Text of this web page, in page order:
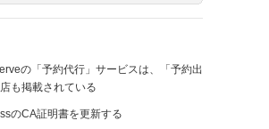
の「予約代行」サービスは、「予約出
も掲載されている
のCA証明書を更新する